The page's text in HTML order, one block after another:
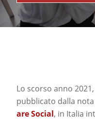
Lo scorso anno
pubblicato dalla
are Social, in Italia